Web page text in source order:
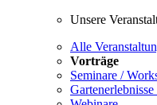
Unsere
Alle
Vorträge
Seminare /